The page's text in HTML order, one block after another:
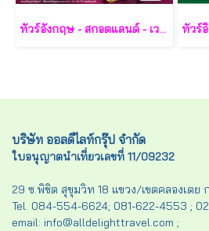
ทัวร์อังกฤษ - สกอตแลนด์ - เวลส์ 10 วัน - TG
บริษัท ออลดีไลท์กรุ๊ป จำกัด
ใบอนุญาตนำเที่ยวเลขที่ 11/09232
29 ซ.พิชิต สุขุมวิท 18 แขวง/เขตคลองเตย ก
Tel. 084-554-6624; 081-622-4553 ;
email: info@alldelighttravel.com ;